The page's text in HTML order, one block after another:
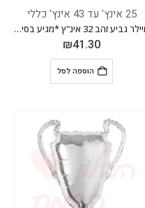
25 אינץ' עד 43 אינץ' כללי
מיילר גביע זהב 32 אינ"ץ *מגיע בסיטונאות חבילה של 5 יח'*
₪41.30
הוספה לסל